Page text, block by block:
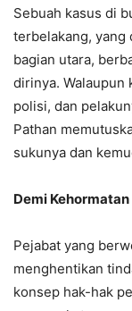
Sebuah kasus di
terbelakang, yang
bagian utara,
dirinya. Walaupun
polisi, dan
Pathan
sukunya dan
Demi
Pejabat yang
menghentikan
konsep hak-hak